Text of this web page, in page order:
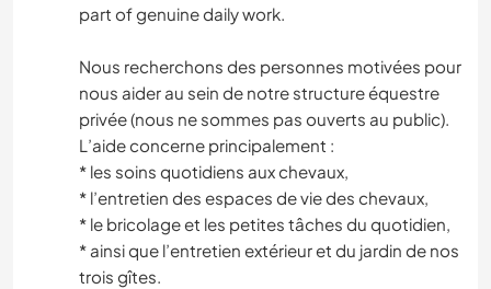
part of genuine daily work.
Nous recherchons des personnes motivées pour
nous aider au sein de notre structure équestre
privée (nous ne sommes pas ouverts au public).
L’aide concerne principalement :
* les soins quotidiens aux chevaux,
* l’entretien des espaces de vie des chevaux,
* le bricolage et les petites tâches du quotidien,
* ainsi que l’entretien extérieur et du jardin de nos
trois gîtes.